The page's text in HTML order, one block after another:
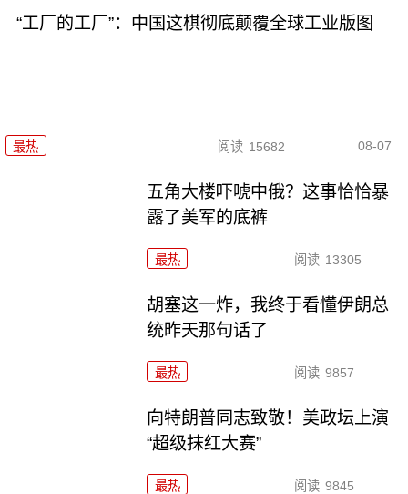
“工厂的工厂”：中国这棋彻底颠覆全球工业版图
最热 阅读 15682 08-07
五角大楼吓唬中俄？这事恰恰暴
露了美军的底裤
最热 阅读 13305
胡塞这一炸，我终于看懂伊朗总
统昨天那句话了
最热 阅读 9857
向特朗普同志致敬！美政坛上演
“超级抹红大赛”
最热 阅读 9845